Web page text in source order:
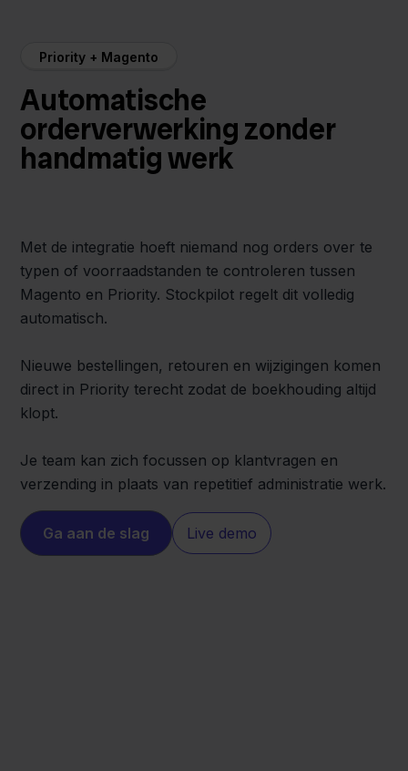
Priority + Magento
Automatische
orderverwerking zonder
handmatig werk
Met de integratie hoeft niemand nog orders over te
typen of voorraadstanden te controleren tussen
Magento en Priority. Stockpilot regelt dit volledig
automatisch.
Nieuwe bestellingen, retouren en wijzigingen komen
direct in Priority terecht zodat de boekhouding altijd
klopt.
Je team kan zich focussen op klantvragen en
verzending in plaats van repetitief administratie werk.
Ga aan de slag Live demo